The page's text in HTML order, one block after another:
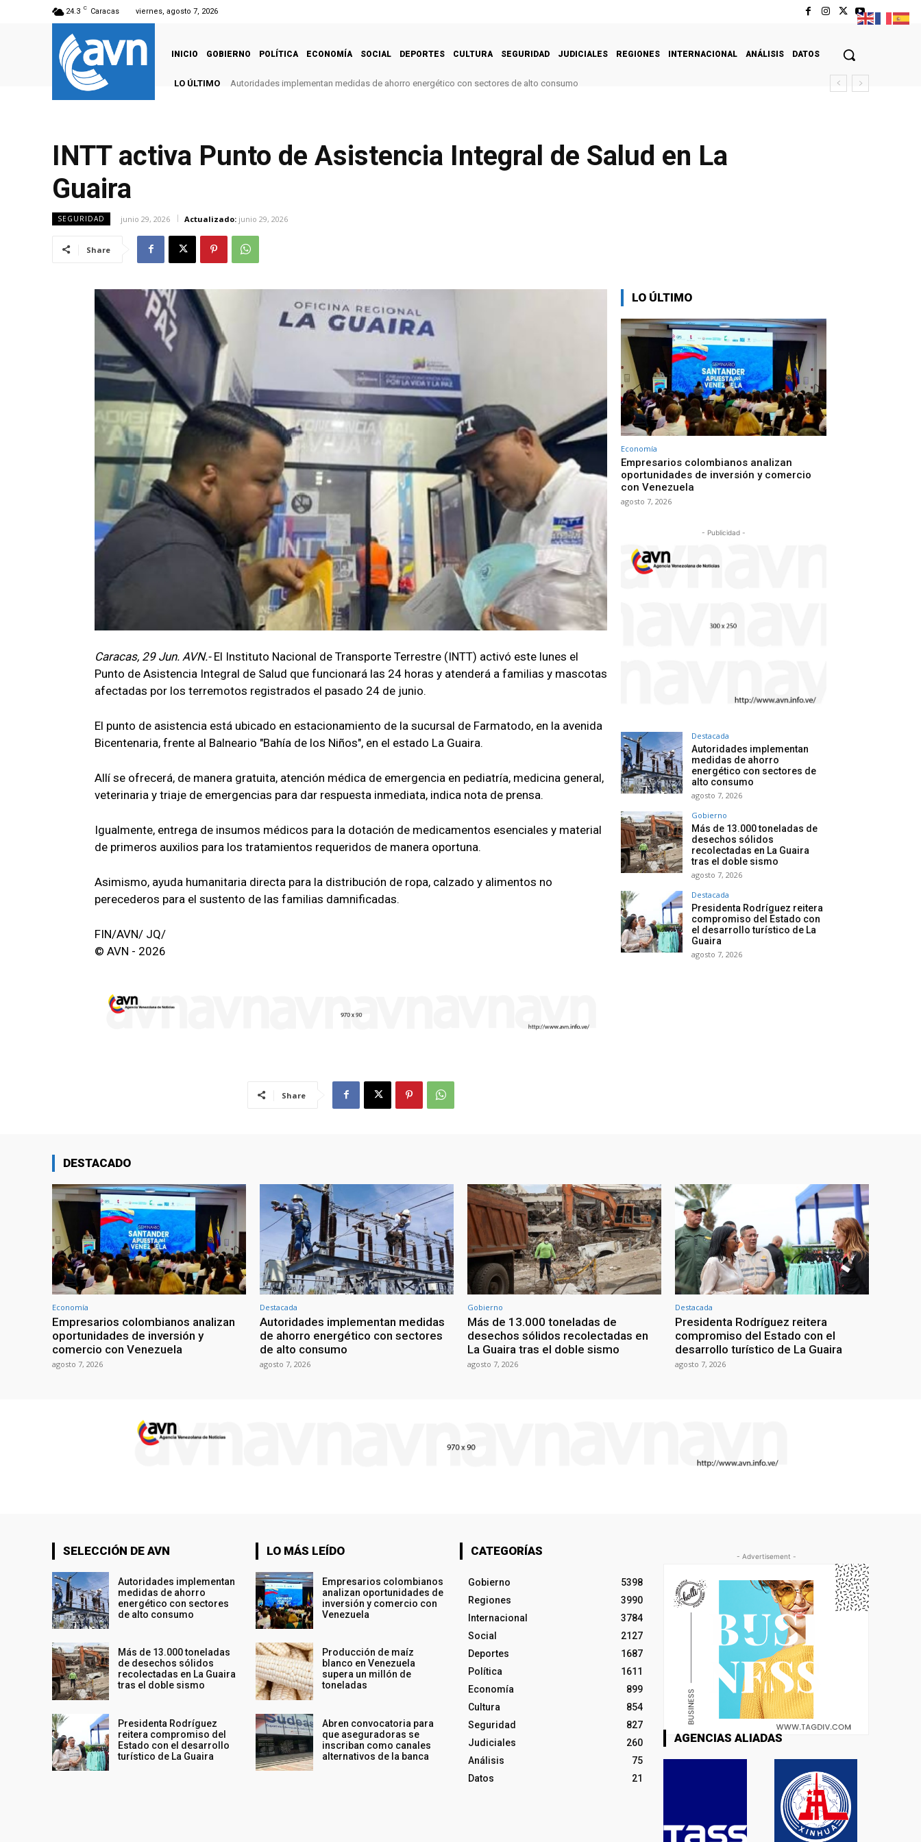
24.3 C Caracas viernes, agosto 7, 2026
INICIO GOBIERNO POLÍTICA ECONOMÍA SOCIAL DEPORTES CULTURA SEGURIDAD JUDICIALES REGIONES INTERNACIONAL ANÁLISIS DATOS
LO ÚLTIMO Autoridades implementan medidas de ahorro energético con sectores de alto consumo
INTT activa Punto de Asistencia Integral de Salud en La
Guaira
SEGURIDAD junio 29, 2026 Actualizado: junio 29, 2026
Share
Caracas, 29 Jun. AVN.- El Instituto Nacional de Transporte Terrestre (INTT) activó este lunes el
Punto de Asistencia Integral de Salud que funcionará las 24 horas y atenderá a familias y mascotas
afectadas por los terremotos registrados el pasado 24 de junio.
El punto de asistencia está ubicado en estacionamiento de la sucursal de Farmatodo, en la avenida
Bicentenaria, frente al Balneario "Bahía de los Niños", en el estado La Guaira.
Allí se ofrecerá, de manera gratuita, atención médica de emergencia en pediatría, medicina general,
veterinaria y triaje de emergencias para dar respuesta inmediata, indica nota de prensa.
Igualmente, entrega de insumos médicos para la dotación de medicamentos esenciales y material
de primeros auxilios para los tratamientos requeridos de manera oportuna.
Asimismo, ayuda humanitaria directa para la distribución de ropa, calzado y alimentos no
perecederos para el sustento de las familias damnificadas.
FIN/AVN/ JQ/
© AVN - 2026
Share
LO ÚLTIMO
Economía
Empresarios colombianos analizan
oportunidades de inversión y comercio
con Venezuela
agosto 7, 2026
- Publicidad -
Destacada
Autoridades implementan
medidas de ahorro
energético con sectores de
alto consumo
agosto 7, 2026
Gobierno
Más de 13.000 toneladas de
desechos sólidos
recolectadas en La Guaira
tras el doble sismo
agosto 7, 2026
Destacada
Presidenta Rodríguez reitera
compromiso del Estado con
el desarrollo turístico de La
Guaira
agosto 7, 2026
DESTACADO
Economía
Empresarios colombianos analizan
oportunidades de inversión y
comercio con Venezuela
agosto 7, 2026
Destacada
Autoridades implementan medidas
de ahorro energético con sectores
de alto consumo
agosto 7, 2026
Gobierno
Más de 13.000 toneladas de
desechos sólidos recolectadas en
La Guaira tras el doble sismo
agosto 7, 2026
Destacada
Presidenta Rodríguez reitera
compromiso del Estado con el
desarrollo turístico de La Guaira
agosto 7, 2026
SELECCIÓN DE AVN
Autoridades implementan
medidas de ahorro
energético con sectores
de alto consumo
Más de 13.000 toneladas
de desechos sólidos
recolectadas en La Guaira
tras el doble sismo
Presidenta Rodríguez
reitera compromiso del
Estado con el desarrollo
turístico de La Guaira
LO MÁS LEÍDO
Empresarios colombianos
analizan oportunidades de
inversión y comercio con
Venezuela
Producción de maíz
blanco en Venezuela
supera un millón de
toneladas
Abren convocatoria para
que aseguradoras se
inscriban como canales
alternativos de la banca
CATEGORÍAS
Gobierno
5398
Regiones
3990
Internacional
3784
Social
2127
Deportes
1687
Política
1611
Economía
899
Cultura
854
Seguridad
827
Judiciales
260
Análisis
75
Datos
21
- Advertisement -
AGENCIAS ALIADAS